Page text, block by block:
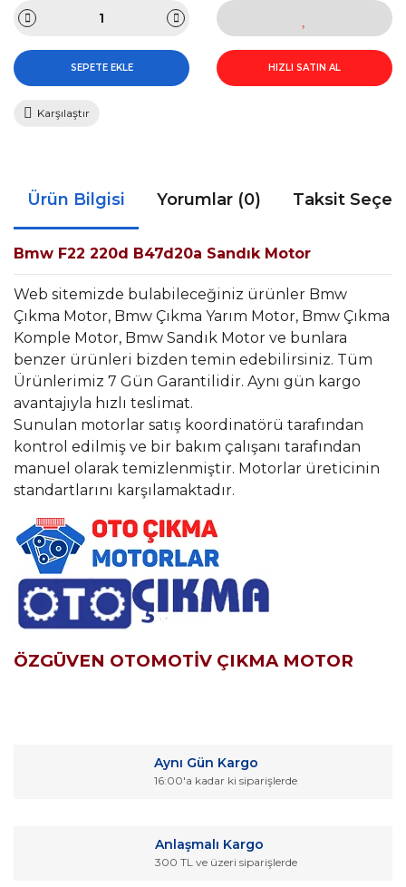
SEPETE EKLE HIZLI SATIN AL
Karşılaştır
Ürün Bilgisi Yorumlar (0) Taksit
Bmw F22 220d B47d20a Sandık Motor
Web sitemizde bulabileceğiniz ürünler Bmw
Çıkma Motor, Bmw Çıkma Yarım Motor, Bmw Çıkma
Komple Motor, Bmw Sandık Motor ve bunlara
benzer ürünleri bizden temin edebilirsiniz. Tüm
Ürünlerimiz 7 Gün Garantilidir. Aynı gün kargo
avantajıyla hızlı teslimat.
Sunulan motorlar satış koordinatörü tarafından
kontrol edilmiş ve bir bakım çalışanı tarafından
manuel olarak temizlenmiştir. Motorlar üreticinin
standartlarını karşılamaktadır.
ÖZGÜVEN OTOMOTİV ÇIKMA MOTOR
Görüş ve önerileriniz için teşekkür ederiz.
Ürün bilgilerinde hatalar bulunuyor.
Aynı Gün Kargo
16:00'a kadar ki siparişlerde
Anlaşmalı Kargo
300 TL ve üzeri siparişlerde